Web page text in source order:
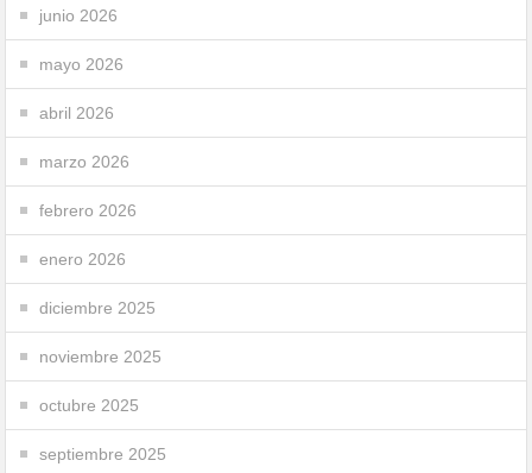
junio 2026
mayo 2026
abril 2026
marzo 2026
febrero 2026
enero 2026
diciembre 2025
noviembre 2025
octubre 2025
septiembre 2025